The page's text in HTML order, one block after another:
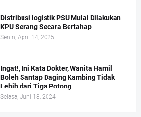
Distribusi logistik PSU Mulai Dilakukan
KPU Serang Secara Bertahap
Senin, April 14, 2025
Ingat!, Ini Kata Dokter, Wanita Hamil
Boleh Santap Daging Kambing Tidak
Lebih dari Tiga Potong
Selasa, Juni 18, 2024